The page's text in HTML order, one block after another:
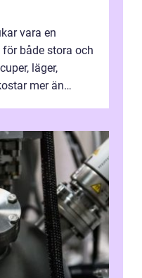
vara en
både stora och
läger,
mer än